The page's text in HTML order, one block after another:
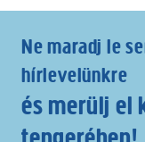
Ne maradj le
hírlevelünkre
és merülj el